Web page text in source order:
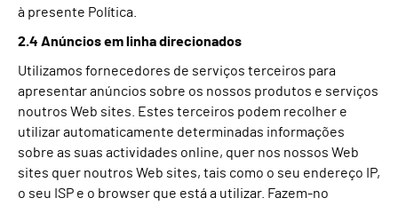
à presente Política.
2.4 Anúncios em linha direcionados
Utilizamos fornecedores de serviços terceiros para
apresentar anúncios sobre os nossos produtos e serviços
noutros Web sites. Estes terceiros podem recolher e
utilizar automaticamente determinadas informações
sobre as suas actividades online, quer nos nossos Web
sites quer noutros Web sites, tais como o seu endereço IP,
o seu ISP e o browser que está a utilizar. Fazem-no